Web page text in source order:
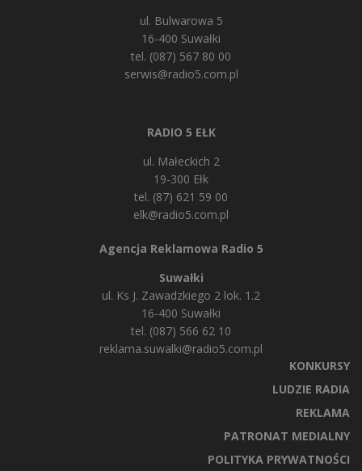
ul. Bulwarowa 5
16-400 Suwałki
tel. (087) 567 80 00
serwis@radio5.com.pl
RADIO 5 EŁK
ul. Małeckich 2
19-300 Ełk
tel. (87) 621 59 00
elk@radio5.com.pl
Agencja Reklamowa Radio 5
Suwałki
ul. Ks J. Zawadzkiego 2 lok. 1.2
16-400 Suwałki
tel. (087) 566 62 10
reklama.suwalki@radio5.com.pl
KONKURSY
LUDZIE RADIA
REKLAMA
PATRONAT MEDIALNY
POLITYKA PRYWATNOŚCI